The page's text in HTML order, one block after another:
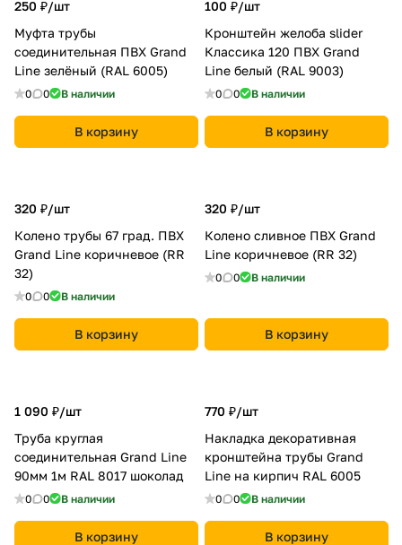
250 ₽/шт
Муфта трубы
соединительная ПВХ Grand
Line зелёный (RAL 6005)
0 0 В наличии
В корзину
100 ₽/шт
Кронштейн желоба slider
Классика 120 ПВХ Grand
Line белый (RAL 9003)
0 0 В наличии
В корзину
320 ₽/шт
Колено трубы 67 град. ПВХ
Grand Line коричневое (RR
32)
0 0 В наличии
В корзину
320 ₽/шт
Колено сливное ПВХ Grand
Line коричневое (RR 32)
0 0 В наличии
В корзину
1 090 ₽/шт
Труба круглая
соединительная Grand Line
90мм 1м RAL 8017 шоколад
0 0 В наличии
В корзину
770 ₽/шт
Накладка декоративная
кронштейна трубы Grand
Line на кирпич RAL 6005
0 0 В наличии
В корзину